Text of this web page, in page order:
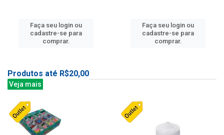
Faça seu login ou
cadastre-se para
comprar.
Faça seu login ou
cadastre-se para
comprar.
Produtos até R$20,00
Veja mais